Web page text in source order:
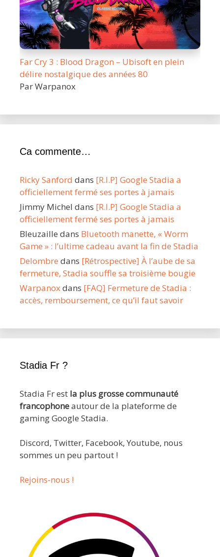
Far Cry 3 : Blood Dragon – Ubisoft en plein
délire nostalgique des années 80
Par Warpanox
Ca commente…
Ricky Sanford dans [R.I.P] Google Stadia a
officiellement fermé ses portes à jamais
Jimmy Michel dans [R.I.P] Google Stadia a
officiellement fermé ses portes à jamais
Bleuzaille dans Bluetooth manette, « Worm
Game » : l’ultime cadeau avant la fin de Stadia
Delombre dans [Rétrospective] À l’aube de sa
fermeture, Stadia souffle sa troisième bougie
Warpanox dans [FAQ] Fermeture de Stadia :
accès, remboursement, ce qu’il faut savoir
Stadia Fr ?
Stadia Fr est la plus grosse communauté
francophoneautour de la plateforme de
gaming Google Stadia.
Discord, Twitter, Facebook, Youtube, nous
sommes un peu partout !
Rejoins-nous !